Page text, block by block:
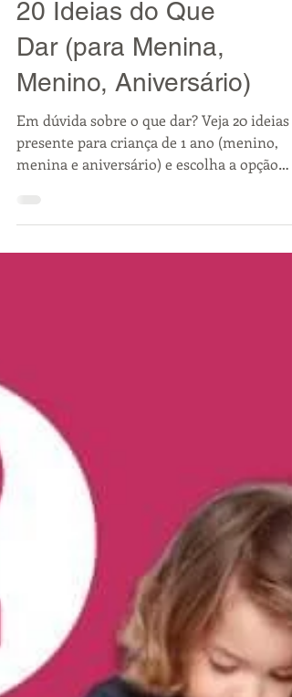
Criança de 1 Ano:
20 Ideias do Que
Dar (para Menina,
Menino, Aniversário)
Em dúvida sobre o que dar? Veja 20 ideias
perfeita.